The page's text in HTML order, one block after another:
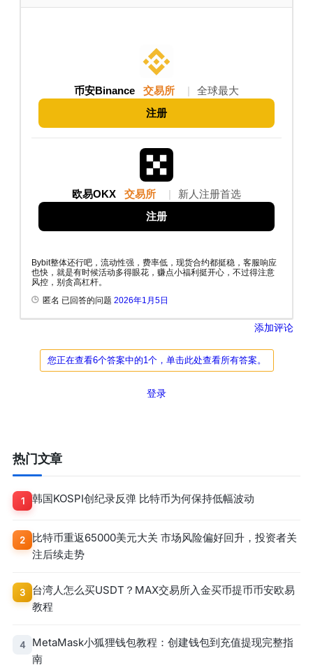
币安Binance 交易所 全球最大
注册
欧易OKX 交易所 新人注册首选
注册
Bybit整体还行吧，流动性强，费率低，现货合约都挺稳，客服响应
也快，就是有时候活动多得眼花，赚点小福利挺开心，不过得注意
风控，别贪高杠杆。
匿名 已回答的问题 2026年1月5日
添加评论
您正在查看6个答案中的1个，单击此处查看所有答案。
登录
热门文章
1 韩国KOSPI创纪录反弹 比特币为何保持低幅波动
2
比特币重返65000美元大关 市场风险偏好回升，投资者关
注后续走势
3
台湾人怎么买USDT？MAX交易所入金买币提币币安欧易
教程
4
MetaMask小狐狸钱包教程：创建钱包到充值提现完整指
南